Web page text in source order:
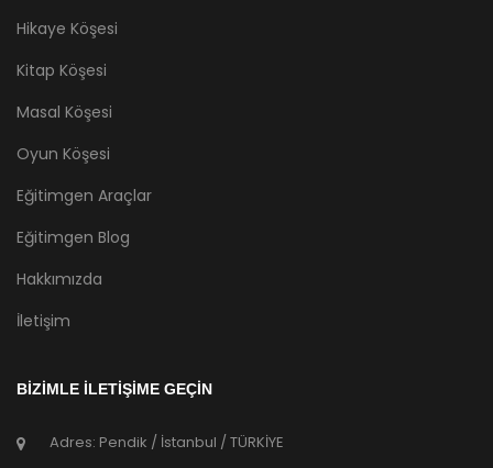
Hikaye Köşesi
Kitap Köşesi
Masal Köşesi
Oyun Köşesi
Eğitimgen Araçlar
Eğitimgen Blog
Hakkımızda
İletişim
BİZİMLE İLETİŞİME GEÇİN
Adres: Pendik / İstanbul / TÜRKİYE